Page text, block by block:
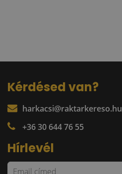
Kérdésed van?
harkacsi@raktarkereso.hu
+36 30 644 76 55
Hírlevél